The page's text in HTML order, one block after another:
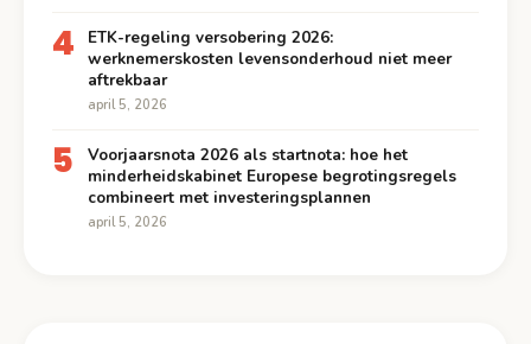
4
ETK-regeling versobering 2026:
werknemerskosten levensonderhoud niet meer
aftrekbaar
april 5, 2026
5
Voorjaarsnota 2026 als startnota: hoe het
minderheidskabinet Europese begrotingsregels
combineert met investeringsplannen
april 5, 2026